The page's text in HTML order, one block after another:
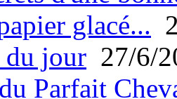
glacé...
jour 27/6/
Parfait